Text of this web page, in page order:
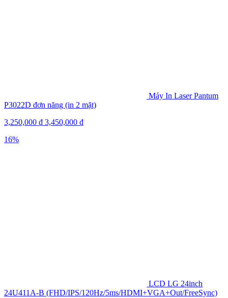
Máy In Laser Pantum
P3022D đơn năng (in 2 mặt)
3,250,000 ₫ 3,450,000 ₫
16%
LCD LG 24inch
24U411A-B (FHD/IPS/120Hz/5ms/HDMI+VGA+Out/FreeSync)